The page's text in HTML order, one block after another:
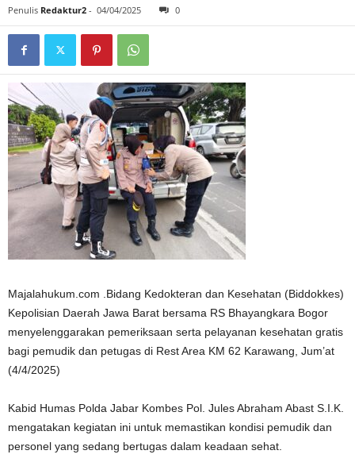
Penulis Redaktur2 - 04/04/2025 0
Majalahukum.com .Bidang Kedokteran dan Kesehatan (Biddokkes)
Kepolisian Daerah Jawa Barat bersama RS Bhayangkara Bogor
menyelenggarakan pemeriksaan serta pelayanan kesehatan gratis
bagi pemudik dan petugas di Rest Area KM 62 Karawang, Jum’at
(4/4/2025)
Kabid Humas Polda Jabar Kombes Pol. Jules Abraham Abast S.I.K.
mengatakan kegiatan ini untuk memastikan kondisi pemudik dan
personel yang sedang bertugas dalam keadaan sehat.